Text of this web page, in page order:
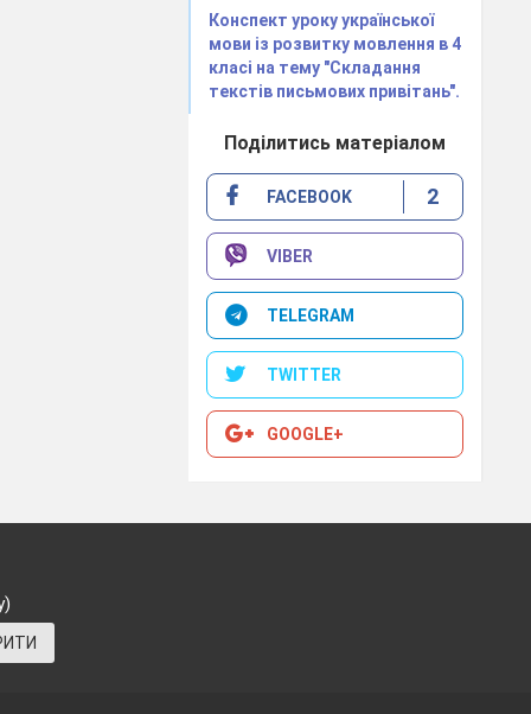
Конспект уроку української
мови із розвитку мовлення в 4
класі на тему "Складання
текстів письмових привітань".
Поділитись матеріалом
FACEBOOK 2
VIBER
TELEGRAM
TWITTER
GOOGLE+